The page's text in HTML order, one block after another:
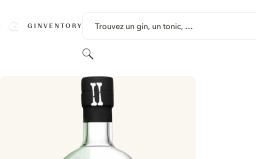
GINVENTORY Trouvez un gin, un tonic, …
Rechercher